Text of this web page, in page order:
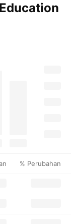
% Perubahan